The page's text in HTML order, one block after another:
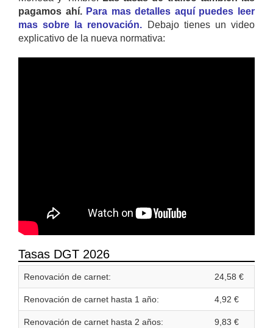
pagamos ahí. Para mas detalles aquí puedes leer
mas sobre la renovación. Debajo tienes un video
explicativo de la nueva normativa:
Tasas DGT 2026
Renovación de carnet: 24,58 €
Renovación de carnet hasta 1 año: 4,92 €
Renovación de carnet hasta 2 años: 9,83 €